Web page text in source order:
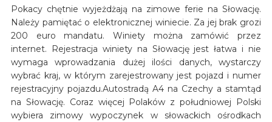
Pokacy chętnie wyjeżdżają na zimowe ferie na Słowację.
Należy pamiętać o elektronicznej winiecie. Za jej brak grozi
200 euro mandatu. Winiety można zamówić przez
internet. Rejestracja winiety na Słowację jest łatwa i nie
wymaga wprowadzania dużej ilości danych, wystarczy
wybrać kraj, w którym zarejestrowany jest pojazd i numer
rejestracyjny pojazdu.Autostradą A4 na Czechy a stamtąd
na Słowację. Coraz więcej Polaków z południowej Polski
wybiera zimowy wypoczynek w słowackich ośrodkach